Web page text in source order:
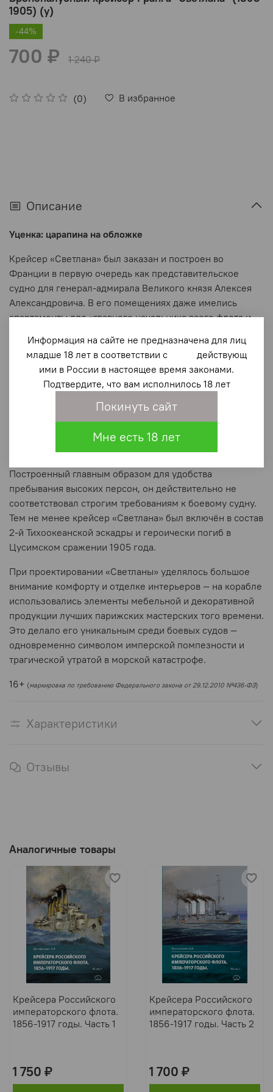
1905) (у)
(0) В избранное
-44%
700 ₽ 1 240 ₽
Описание
Уценка: царапина на обложке
Крейсер «Светлана» был заказан и построен во
Франции в первую очередь как представительское
судно для генерал‑адмирала Великого князя Алексея
Александровича. В его помещениях даже имелись
апартаменты для «главного начальника всего флота и
официально корабль отнесли к классу крейсеров
Российского флота.
За короткий семилетний период службы «Светлану»
называли по‑разному: крейсер‑яхта или яхта‑крейсер,
яхта генерал‑адмирала, великокняжеская яхта,
«лишний» или «случайный» крейсер, корабль «не по
Построенный главным образом для удобства
пребывания высоких персон, он действительно не
соответствовал строгим требованиям к боевому судну.
Тем не менее крейсер «Светлана» был включён в состав
2-й Тихоокеанской эскадры и героически погиб в
Цусимском сражении 1905 года.
При проектировании «Светланы» уделялось большое
внимание комфорту и отделке интерьеров — на корабле
использовались элементы мебельной и декоративной
продукции лучших парижских мастерских того времени.
Это делало его уникальным среди боевых судов —
одновременно символом имперской помпезности и
трагической утратой в морской катастрофе.
16+ (маркировка по требованию Федерального закона от 29.12.2010 №436-ФЗ)
Характеристики
Отзывы
Аналогичные товары
Крейсера Российского
императорского флота.
1856-1917 годы. Часть 1
1 750 ₽
Крейсера Российского
императорского флота.
1856-1917 годы. Часть 2
1 700 ₽
Информация на сайте не предназначена для лиц
младше 18 лет в соответствии с действующ
ими в России в настоящее время законами.
Подтвердите, что вам исполнилось 18 лет
Покинуть сайт
Мне есть 18 лет